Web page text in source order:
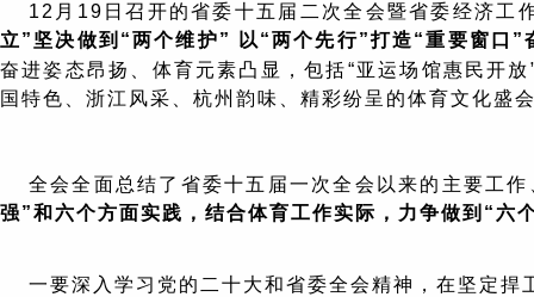
12月19日召开的省委十五届二次全会暨省委经济工
立”坚决做到“两个维护” 以“两个先行”打造“重要窗口
奋进姿态昂扬、体育元素凸显，包括“亚运场馆惠民开
国特色、浙江风采、杭州韵味、精彩纷呈的体育文化盛
全会全面总结了省委十五届一次全会以来的主要工
强”和六个方面实践，结合体育工作实际，力争做到“六
一要深入学习党的二十大和省委全会精神，在坚定捍